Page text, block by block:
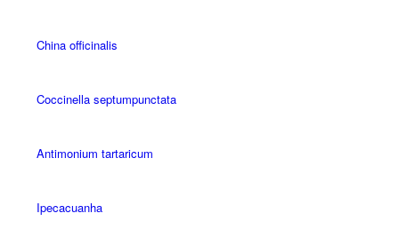
China officinalis
Coccinella septumpunctata
Antimonium tartaricum
Ipecacuanha